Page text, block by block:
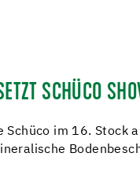
SCHÜCO
im 16. Stock